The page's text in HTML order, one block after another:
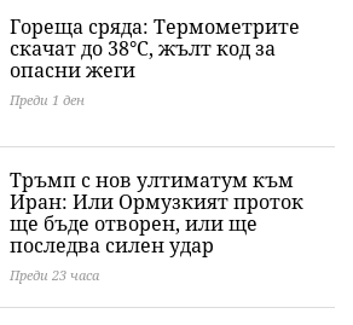
Гореща сряда: Термометрите
скачат до 38°C, жълт код за
опасни жеги
Преди 1 ден
Тръмп с нов ултиматум към
Иран: Или Ормузкият проток
ще бъде отворен, или ще
последва силен удар
Преди 23 часа